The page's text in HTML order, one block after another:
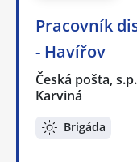
Pracovník
- Havířov
Česká pošta, s.p.
Karviná
Brigáda